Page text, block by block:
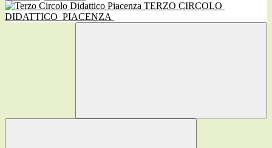
TERZO CIRCOLO
DIDATTICO PIACENZA